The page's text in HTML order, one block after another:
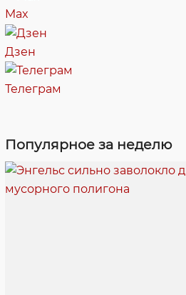
Max
Дзен
Телеграм
Популярное за неделю